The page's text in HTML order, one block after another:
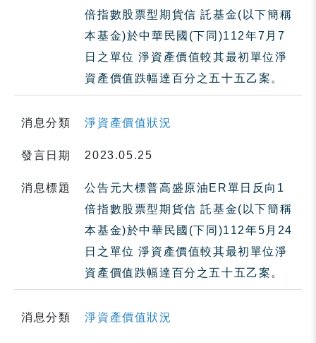
倍指數股票型期貨信 託基金(以下簡稱
本基金)於中華民國(下同)112年7月7
日之單位 淨資產價值較其最初單位淨
資產價值跌幅達百分之五十五乙案。
消息分類 淨資產價值狀況
發言日期 2023.05.25
消息標題
公告元大標普高盛原油ER單日反向1
倍指數股票型期貨信 託基金(以下簡稱
本基金)於中華民國(下同)112年5月24
日之單位 淨資產價值較其最初單位淨
資產價值跌幅達百分之五十五乙案。
消息分類 淨資產價值狀況